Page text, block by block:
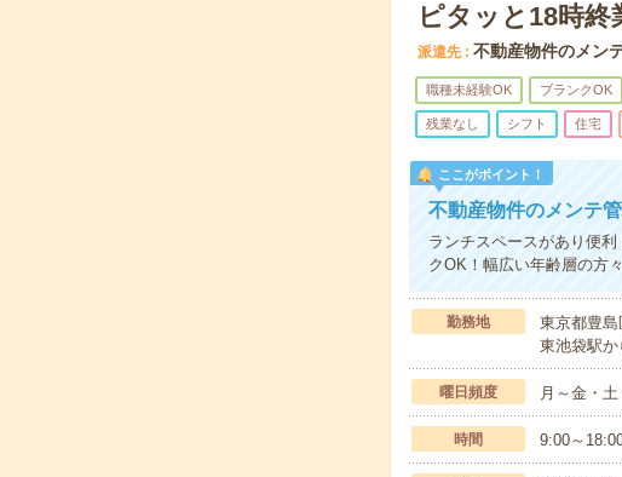
ピタッと18時
派遣先 不動産物件のメン
職種未経験OK ブランクOK
残業なし シフト 住宅
ここがポイント！
不動産物件のメンテ
ランチスペースがあり便
クOK！幅広い年齢層の方
勤務地
東京都豊島
東池袋駅
曜日頻度 月～金・
時間 9:00～